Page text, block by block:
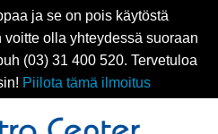
ja se on pois käytöstä
olla yhteydessä suoraan
(03) 31 400 520. Tervetuloa
Piilota tämä ilmoitus